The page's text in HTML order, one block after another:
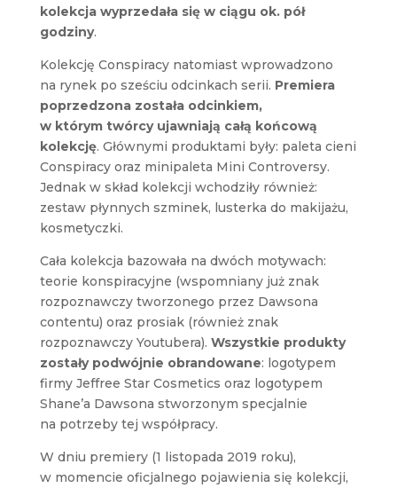
kolekcja wyprzedała się w ciągu ok. pół
godziny.
Kolekcję Conspiracy natomiast wprowadzono
na rynek po sześciu odcinkach serii. Premiera
poprzedzona została odcinkiem,
w którym twórcy ujawniają całą końcową
kolekcję. Głównymi produktami były: paleta cieni
Conspiracy oraz minipaleta Mini Controversy.
Jednak w skład kolekcji wchodziły również:
zestaw płynnych szminek, lusterka do makijażu,
kosmetyczki.
Cała kolekcja bazowała na dwóch motywach:
teorie konspiracyjne (wspomniany już znak
rozpoznawczy tworzonego przez Dawsona
contentu) oraz prosiak (również znak
rozpoznawczy Youtubera). Wszystkie produkty
zostały podwójnie obrandowane: logotypem
firmy Jeffree Star Cosmetics oraz logotypem
Shane’a Dawsona stworzonym specjalnie
na potrzeby tej współpracy.
W dniu premiery (1 listopada 2019 roku),
w momencie oficjalnego pojawienia się kolekcji,